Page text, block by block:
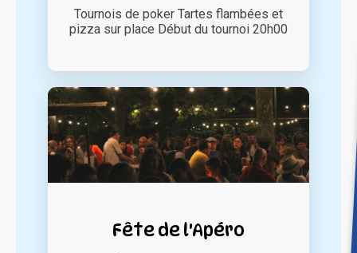
Tournois de poker Tartes flambées et
pizza sur place Début du tournoi 20h00
Fête de l'Apéro